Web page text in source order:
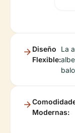
Diseño
Flexible:
La
Modernas: